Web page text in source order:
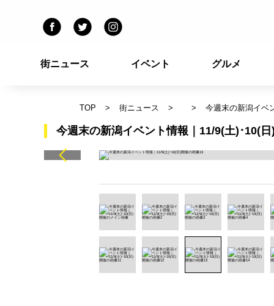
街ニュース イベント グルメ
TOP 街ニュース 今週末の新潟イベ
今週末の新潟イベント情報｜11/9(土)･10(